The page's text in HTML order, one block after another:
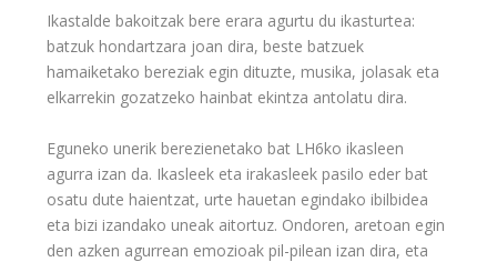
Ikastalde bakoitzak bere erara agurtu du ikasturtea:
batzuk hondartzara joan dira, beste batzuek
hamaiketako bereziak egin dituzte, musika, jolasak eta
elkarrekin gozatzeko hainbat ekintza antolatu dira.
Eguneko unerik berezienetako bat LH6ko ikasleen
agurra izan da. Ikasleek eta irakasleek pasilo eder bat
osatu dute haientzat, urte hauetan egindako ibilbidea
eta bizi izandako uneak aitortuz. Ondoren, aretoan egin
den azken agurrean emozioak pil-pilean izan dira, eta